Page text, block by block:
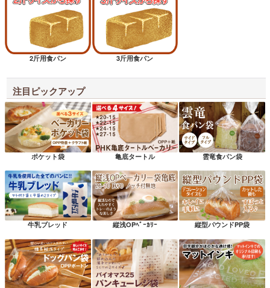
2斤用食パン 3斤用食パン
注目ピックアップ
ポケット袋 亀底タートル 雲竜食パン袋
牛乳ブレッド 縦浅OPﾍﾞｰｶﾘｰ 縦型パウンドPP袋